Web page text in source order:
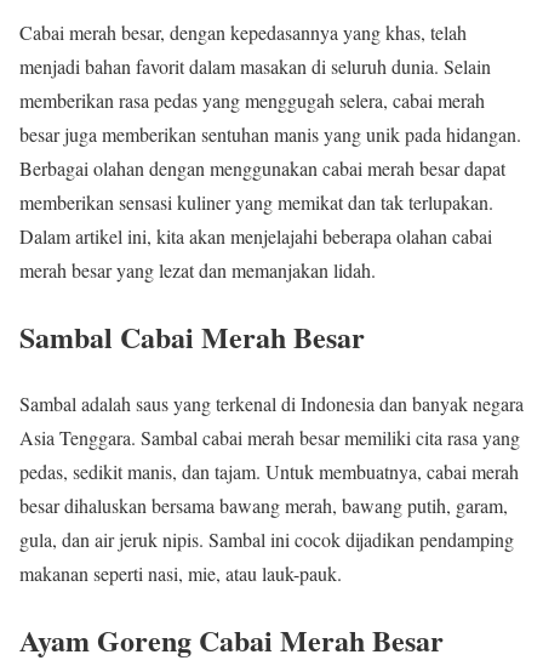
Cabai merah besar, dengan kepedasannya yang khas, telah
menjadi bahan favorit dalam masakan di seluruh dunia. Selain
memberikan rasa pedas yang menggugah selera, cabai merah
besar juga memberikan sentuhan manis yang unik pada hidangan.
Berbagai olahan dengan menggunakan cabai merah besar dapat
memberikan sensasi kuliner yang memikat dan tak terlupakan.
Dalam artikel ini, kita akan menjelajahi beberapa olahan cabai
merah besar yang lezat dan memanjakan lidah.
Sambal Cabai Merah Besar
Sambal adalah saus yang terkenal di Indonesia dan banyak negara
Asia Tenggara. Sambal cabai merah besar memiliki cita rasa yang
pedas, sedikit manis, dan tajam. Untuk membuatnya, cabai merah
besar dihaluskan bersama bawang merah, bawang putih, garam,
gula, dan air jeruk nipis. Sambal ini cocok dijadikan pendamping
makanan seperti nasi, mie, atau lauk-pauk.
Ayam Goreng Cabai Merah Besar